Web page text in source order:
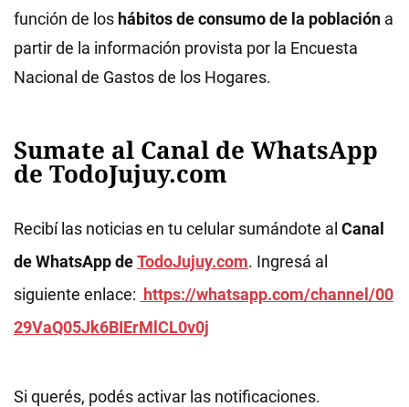
función de los hábitos de consumo de la población a
partir de la información provista por la Encuesta
Nacional de Gastos de los Hogares.
Sumate al Canal de WhatsApp
de TodoJujuy.com
Recibí las noticias en tu celular sumándote al Canal
de WhatsApp deTodoJujuy.com. Ingresá al
siguiente enlace: https://whatsapp.com/channel/00
29VaQ05Jk6BIErMlCL0v0j
Si querés, podés activar las notificaciones.